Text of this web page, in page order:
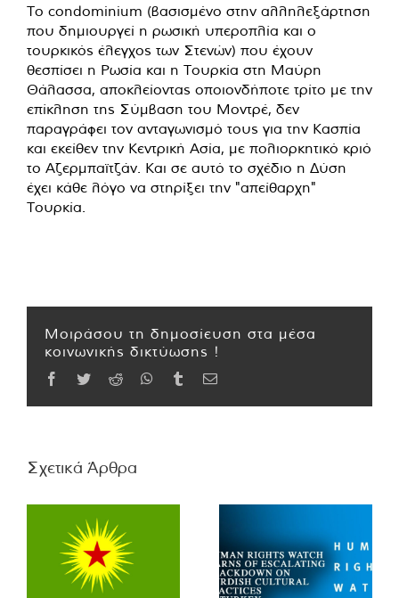
Το condominium (βασισμένο στην αλληλεξάρτηση
που δημιουργεί η ρωσική υπεροπλία και ο
τουρκικός έλεγχος των Στενών) που έχουν
θεσπίσει η Ρωσία και η Τουρκία στη Μαύρη
Θάλασσα, αποκλείοντας οποιονδήποτε τρίτο με την
επίκληση της Σύμβαση του Μοντρέ, δεν
παραγράφει τον ανταγωνισμό τους για την Κασπία
και εκείθεν την Κεντρική Ασία, με πολιορκητικό κριό
το Αζερμπαϊτζάν. Και σε αυτό το σχέδιο η Δύση
έχει κάθε λόγο να στηρίξει την "απείθαρχη"
Τουρκία.
Μοιράσου τη δημοσίευση στα μέσα
κοινωνικής δικτύωσης !
Facebook
TwitterReddit WhatsApp
TumblrEmail
Σχετικά Άρθρα